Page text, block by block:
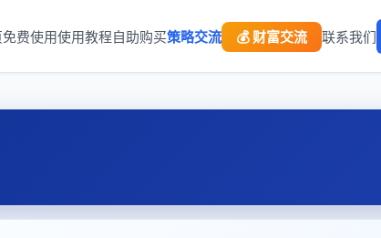
免费使用使用教程自助购买策略交流 💰 财富交流 联系我们